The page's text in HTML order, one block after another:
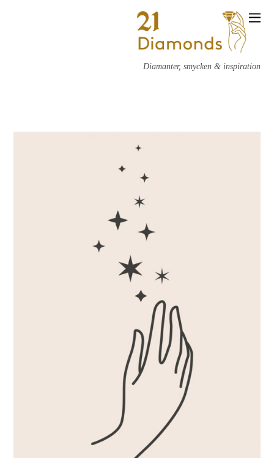
Diamanter, smycken & inspiration